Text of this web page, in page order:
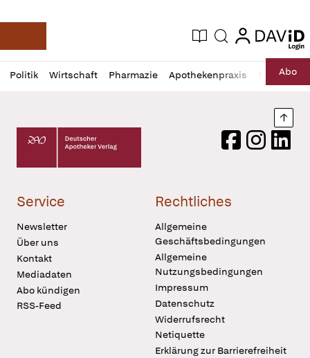
Deutsche Apotheker Zeitung
Aktuelle Ausgabe
Suche login
login
Politik Wirtschaft Pharmazie Apothekenpraxis RechtAbo
Profil
öffnen
Daz
Pur
Deutscher Apotheker Verlag Logo
FacebookInstagram
Service
Newsletter
Über uns
Kontakt
Mediadaten
Abo kündigen
RSS-Feed
Rechtliches
Allgemeine
Geschäftsbedingungen
Allgemeine
Nutzungsbedingungen
Impressum
Datenschutz
Widerrufsrecht
Netiquette
Erklärung zur Barrierefreiheit